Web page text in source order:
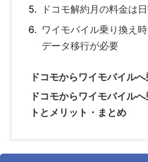
ドコモ解約月の料金は
ワイモバイル乗り換え
データ移行が必要
ドコモからワイモバイル
ドコモからワイモバイル
トとメリット・まとめ